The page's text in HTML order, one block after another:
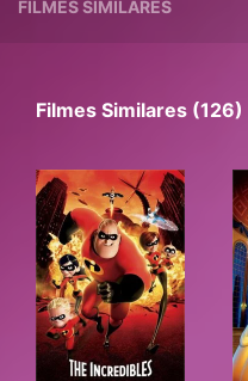
FILMES SIMILARES
Filmes Similares (126)